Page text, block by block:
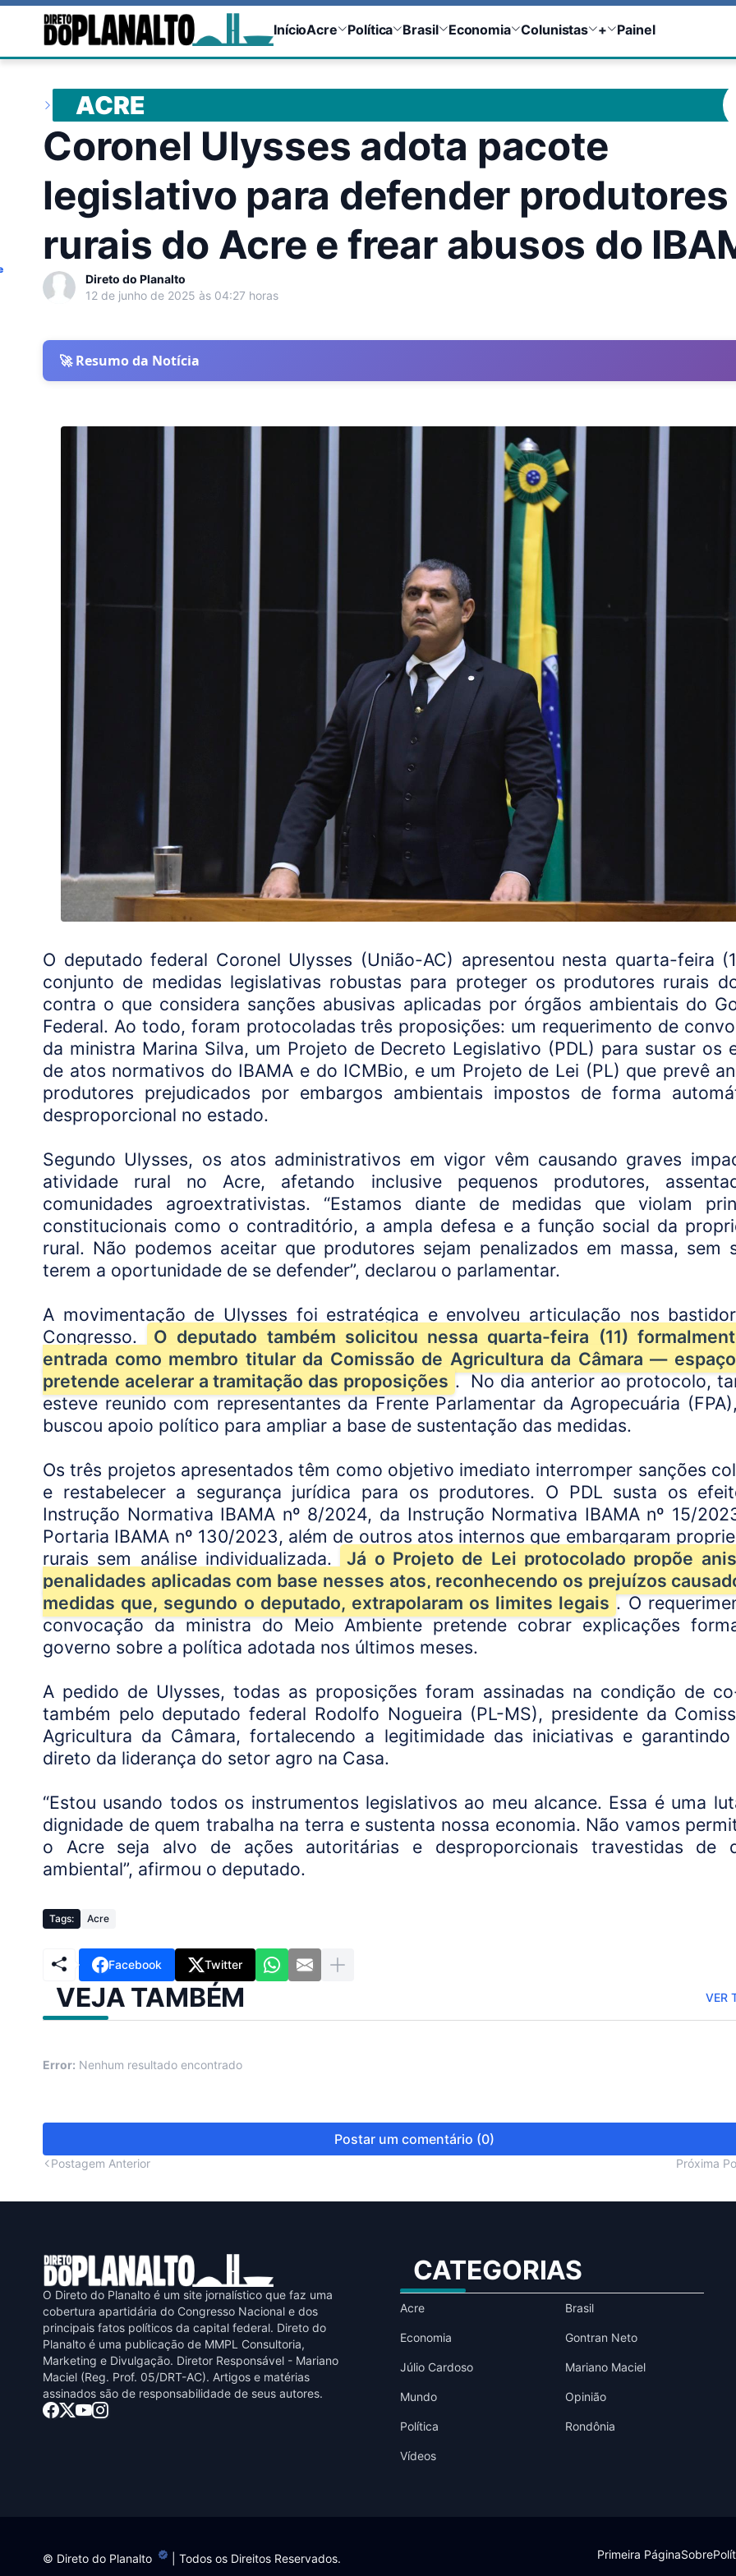
InícioAcre Política Brasil Economia Colunistas + Painel
ACRE
Coronel Ulysses adota pacote
legislativo para defender produtores
rurais do Acre e frear abusos do
Direto do Planalto
12 de junho de 2025 às 04:27 horas
🚀 Resumo da Notícia
O deputado federal Coronel Ulysses (União-AC) apresentou nesta quarta-feira
conjunto de medidas legislativas robustas para proteger os produtores rurais
contra o que considera sanções abusivas aplicadas por órgãos ambientais do
Federal. Ao todo, foram protocoladas três proposições: um requerimento de
da ministra Marina Silva, um Projeto de Decreto Legislativo (PDL) para sustar os
de atos normativos do IBAMA e do ICMBio, e um Projeto de Lei (PL) que prevê
produtores prejudicados por embargos ambientais impostos de forma
desproporcional no estado.
Segundo Ulysses, os atos administrativos em vigor vêm causando graves
atividade rural no Acre, afetando inclusive pequenos produtores,
comunidades agroextrativistas. “Estamos diante de medidas que violam
constitucionais como o contraditório, a ampla defesa e a função social da
rural. Não podemos aceitar que produtores sejam penalizados em massa, sem
terem a oportunidade de se defender”, declarou o parlamentar.
A movimentação de Ulysses foi estratégica e envolveu articulação nos
Congresso.
O deputado também solicitou nessa quarta-feira (11)
entrada como membro titular da Comissão de Agricultura da Câmara —
pretende acelerar a tramitação das proposições .
No dia anterior ao protocolo,
esteve reunido com representantes da Frente Parlamentar da Agropecuária
buscou apoio político para ampliar a base de sustentação das medidas.
Os três projetos apresentados têm como objetivo imediato interromper sanções
e restabelecer a segurança jurídica para os produtores. O PDL susta os
Instrução Normativa IBAMA nº 8/2024, da Instrução Normativa IBAMA nº 15/
Portaria IBAMA nº 130/2023, além de outros atos internos que embargaram
rurais sem análise individualizada.
Já o Projeto de Lei protocolado propõe
penalidades aplicadas com base nesses atos, reconhecendo os prejuízos
medidas que, segundo o deputado, extrapolaram os limites legais . O
convocação da ministra do Meio Ambiente pretende cobrar explicações
governo sobre a política adotada nos últimos meses.
A pedido de Ulysses, todas as proposições foram assinadas na condição de
também pelo deputado federal Rodolfo Nogueira (PL-MS), presidente da
Agricultura da Câmara, fortalecendo a legitimidade das iniciativas e garantindo
direto da liderança do setor agro na Casa.
“Estou usando todos os instrumentos legislativos ao meu alcance. Essa é uma
dignidade de quem trabalha na terra e sustenta nossa economia. Não vamos
o Acre seja alvo de ações autoritárias e desproporcionais travestidas de
ambiental”, afirmou o deputado.
Tags: Acre
Facebook Twitter
VEJA TAMBÉM VER
Error: Nenhum resultado encontrado
Postar um comentário (0)
Postagem Anterior Próxima
Congresso Nacional
trabalhos nesta
O Direto do Planalto é um site jornalístico que faz uma
cobertura apartidária do Congresso Nacional e dos
principais fatos políticos da capital federal. Direto do
Planalto é uma publicaçāo de MMPL Consultoria,
Marketing e Divulgaçāo. Diretor Responsável - Mariano
Maciel (Reg. Prof. 05/DRT-AC). Artigos e matérias
assinados sāo de responsabilidade de seus autores.
CATEGORIAS
Acre Brasil
Economia Gontran Neto
Júlio Cardoso Mariano Maciel
Mundo Opinião
Política Rondônia
Vídeos
© Direto do Planalto | Todos os Direitos Reservados. Primeira PáginaSobre